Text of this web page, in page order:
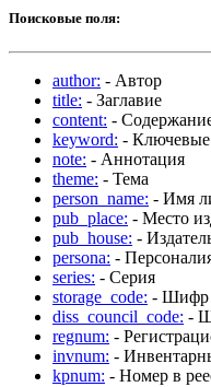
Поисковые поля:
author: - Автор
title: - Заглавие
content: -
keyword: - Ключевые
note: - Аннотация
theme: - Тема
person_name: - Имя
pub_place: - Место
pub_house: -
persona: -
series: - Серия
storage_code: - Шифр
diss_council_code: -
regnum: -
invnum: -
kpnum: - Номер в